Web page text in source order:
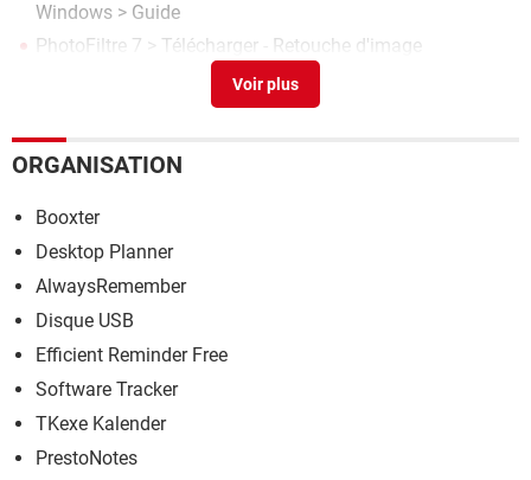
Windows > Guide
PhotoFiltre 7 > Télécharger - Retouche d'image
> Télécharger - Nettoyage
Les meilleurs logiciels gratuits pour trier et gérer des
photos
Ce logiciel gratuit et léger optimise complètement votre
ORGANISATION
Booxter
Desktop Planner
AlwaysRemember
Disque USB
Efficient Reminder Free
Software Tracker
TKexe Kalender
PrestoNotes